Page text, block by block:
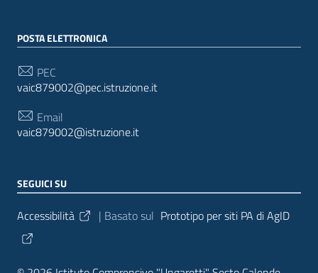
POSTA ELETTRONICA
PEC
vaic879002@pec.istruzione.it
Email
vaic879002@istruzione.it
SEGUICI SU
Sezione Link Utili
Accessibilità | Basato sul Prototipo per siti PA di AgID